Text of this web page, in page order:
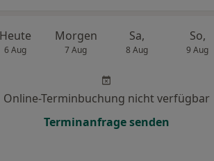
Heute
6 Aug
Morgen
7 Aug
Sa,
8 Aug
So,
9 Aug
Online-Terminbuchung nicht verfügbar
Terminanfrage senden